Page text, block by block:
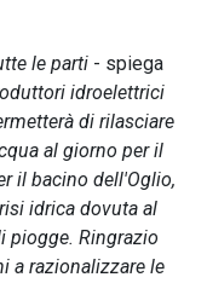
le parti - spiega
idroelettrici
di rilasciare
al giorno per il
il bacino dell'Oglio,
idrica dovuta al
piogge. Ringrazio
a razionalizzare le